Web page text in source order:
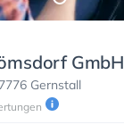
GmbH
Gernstall